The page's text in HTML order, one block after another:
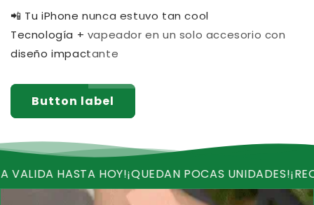
📲 Tu iPhone nunca estuvo tan cool
Tecnología + vapeador en un solo accesorio con
diseño impactante
Button label
HASTA HOY!¡QUEDAN POCAS UNIDADES!¡RECIBE